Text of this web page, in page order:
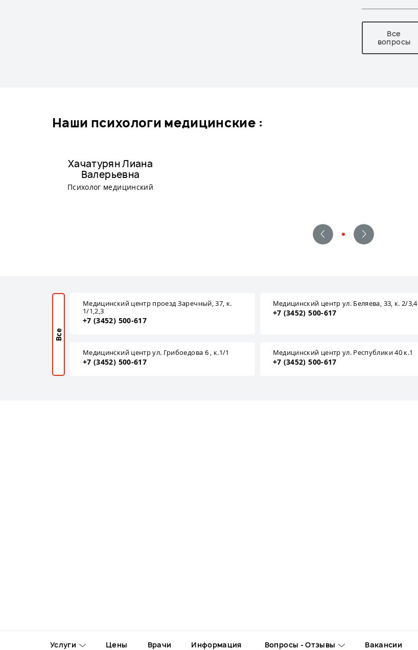
Все
вопросы
наши психологи медицинские :
Хачатурян Лиана
Валерьевна
Психолог медицинский
Медицинский центр проезд Заречный, 37, к.
1/1,2,3
+7 (3452) 500-617
Медицинский центр ул. Беляева, 33, к. 2/3,4
+7 (3452) 500-617
Медицинский центр ул. Грибоедова 6 , к.1/1
+7 (3452) 500-617
Медицинский центр ул. Республики 40 к.1
+7 (3452) 500-617
Все
Услуги Цены Врачи Информация Вопросы - Отзывы Вакансии